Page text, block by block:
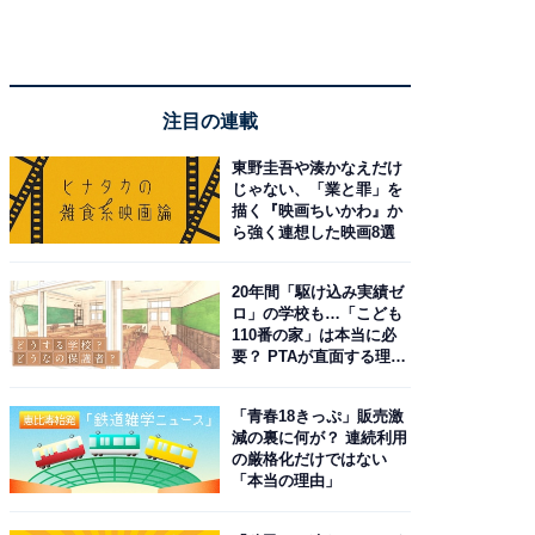
注目の連載
東野圭吾や湊かなえだけ
じゃない、「業と罪」を
描く『映画ちいかわ』か
ら強く連想した映画8選
20年間「駆け込み実績ゼ
ロ」の学校も…「こども
110番の家」は本当に必
要？ PTAが直面する理想
「青春18きっぷ」販売激
減の裏に何が？ 連続利用
の厳格化だけではない
「本当の理由」